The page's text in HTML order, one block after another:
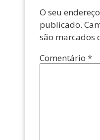
O seu
publicado.
são marcados
Comentário *